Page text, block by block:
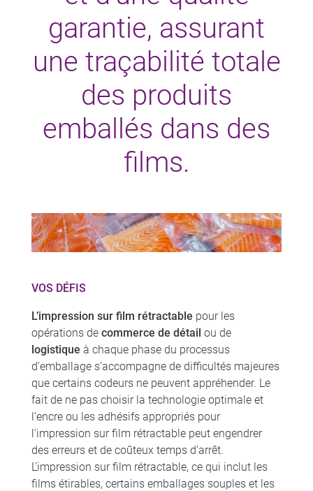
garantie, assurant
une traçabilité totale
des produits
emballés dans des
films.
VOS DÉFIS
L’impression sur film rétractable pour les
opérations de commerce de détail ou de
logistique à chaque phase du processus
d’emballage s’accompagne de difficultés majeures
que certains codeurs ne peuvent appréhender. Le
fait de ne pas choisir la technologie optimale et
l’encre ou les adhésifs appropriés pour
l’impression sur film rétractable peut engendrer
des erreurs et de coûteux temps d’arrêt.
L’impression sur film rétractable, ce qui inclut les
films étirables, certains emballages souples et les